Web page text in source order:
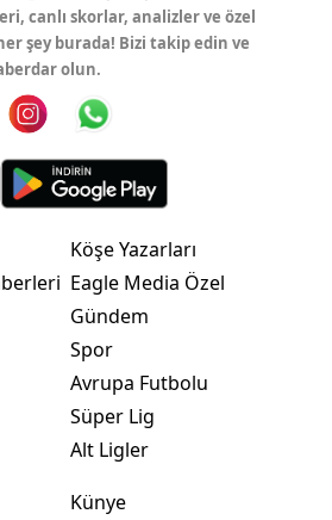
canlı skorlar, analizler ve özel
şey burada! Bizi takip edin ve
olun.
Köşe Yazarları
Eagle Media Özel
Gündem
Spor
Avrupa Futbolu
Süper Lig
Alt Ligler
Künye